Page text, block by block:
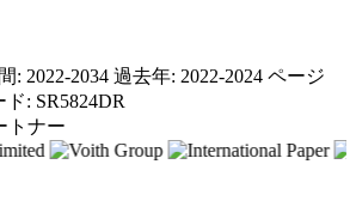
: 2022-2034 過去年: 2022-2024 ページ
: SR5824DR
トナー